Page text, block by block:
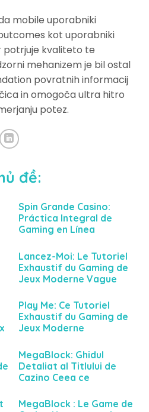
mobile uporabniki
kot uporabniki
potrjuje kvaliteto te
mehanizem je bil ostal
povratnih informacij
in omogoča ultra hitro
potez.
đề:
Spin Grande Casino:
Práctica Integral de
Gaming en Línea
Lancez-Moi: Le Tutoriel
Exhaustif du Gaming de
Jeux Moderne Vague
Play Me: Ce Tutoriel
Exhaustif du Gaming de
Jeux Moderne
MegaBlock: Ghidul
Detaliat al Titlului de
Cazino Ceea ce
Pariuri Online
MegaBlock : Le Game de